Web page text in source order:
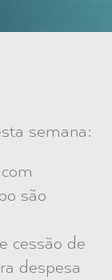
semana:
são
cessão de
despesa